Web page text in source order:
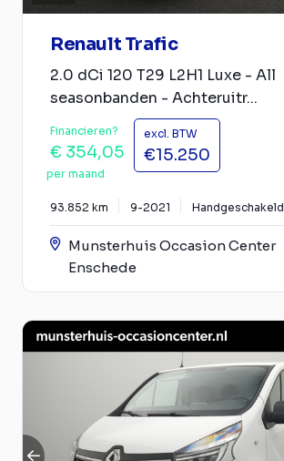
Renault Trafic
2.0 dCi 120 T29 L2H1 Luxe - All
seasonbanden - Achteruitr...
Financieren?
€ 354,05
per maand
excl. BTW
€15.250
93.852 km 9-2021 Handgeschakeld
Munsterhuis Occasion Center
Enschede